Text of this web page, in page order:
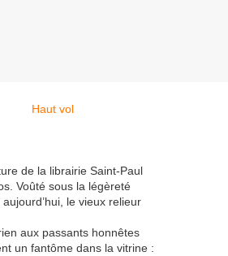
de la librairie Saint-Paul
Voûté sous la légèreté
le vieux relieur
aux passants honnêtes
un fantôme dans la vitrine :